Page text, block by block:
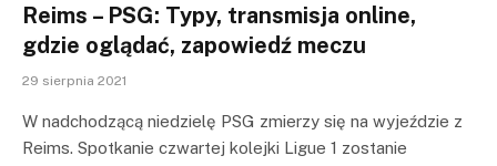
Reims – PSG: Typy, transmisja online,
gdzie oglądać, zapowiedź meczu
29 sierpnia 2021
W nadchodzącą niedzielę PSG zmierzy się na wyjeździe z
Reims. Spotkanie czwartej kolejki Ligue 1 zostanie